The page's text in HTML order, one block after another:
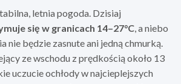
letnia pogoda. Dzisiaj
się w granicach 14–27°C, a niebo
nie będzie zasnute ani jedną chmurką.
ze wschodu z prędkością około 13
uczucie ochłody w najcieplejszych